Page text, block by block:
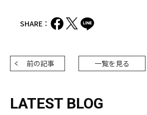
SHARE：
前の記事 一覧を見る
LATEST BLOG